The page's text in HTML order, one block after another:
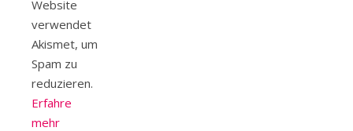
Website
verwendet
Akismet, um
Spam zu
reduzieren.
Erfahre
mehr